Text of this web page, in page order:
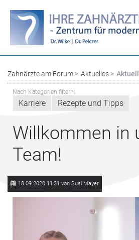
Zahnärzte am Forum Aktuelles
Nach Kategorien filtern:
Karriere Rezepte und Tipps
Willkommen in
Team!
18.09.2020 11:31 von Susi Mayer